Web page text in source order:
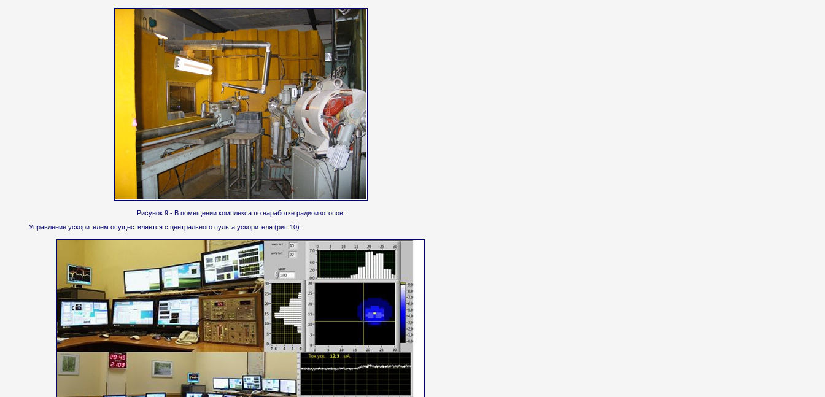
Рисунок 9 - В помещении комплекса по наработке радиоизотопов.
Управление ускорителем осуществляется с центрального пульта ускорителя (рис.10).